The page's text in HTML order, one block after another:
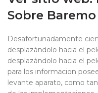
Sobre
Desafortunadamente
desplazándolo hacia el
desplazándolo hacia el
para los informacion
levante aparato, como